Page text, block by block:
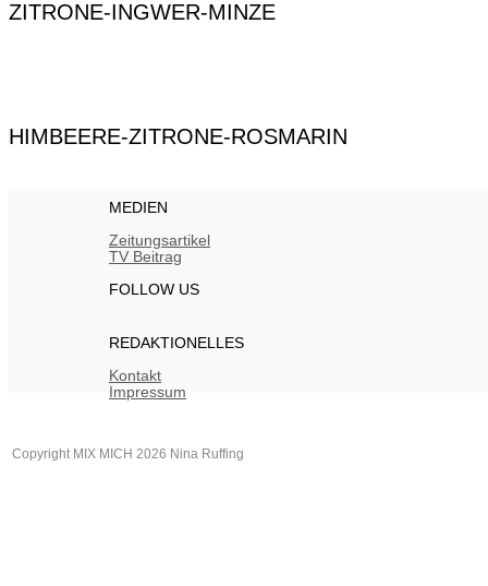
ZITRONE-INGWER-MINZE
HIMBEERE-ZITRONE-ROSMARIN
MEDIEN
Zeitungsartikel
TV Beitrag
FOLLOW US
REDAKTIONELLES
Kontakt
Impressum
Copyright MIX MICH 2026 Nina Ruffing